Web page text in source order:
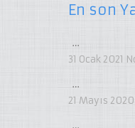
En son
…
31 Ocak 2021
…
21 Mayıs 2020
…